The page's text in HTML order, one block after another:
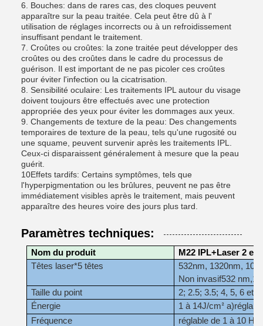
6. Bouches: dans de rares cas, des cloques peuvent
apparaître sur la peau traitée. Cela peut être dû à l'
utilisation de réglages incorrects ou à un refroidissement
insuffisant pendant le traitement.
7. Croûtes ou croûtes: la zone traitée peut développer des
croûtes ou des croûtes dans le cadre du processus de
guérison. Il est important de ne pas picoler ces croûtes
pour éviter l'infection ou la cicatrisation.
8. Sensibilité oculaire: Les traitements IPL autour du visage
doivent toujours être effectués avec une protection
appropriée des yeux pour éviter les dommages aux yeux.
9. Changements de texture de la peau: Des changements
temporaires de texture de la peau, tels qu'une rugosité ou
une squame, peuvent survenir après les traitements IPL.
Ceux-ci disparaissent généralement à mesure que la peau
guérit.
10Effets tardifs: Certains symptômes, tels que
l'hyperpigmentation ou les brûlures, peuvent ne pas être
immédiatement visibles après le traitement, mais peuvent
apparaître des heures voire des jours plus tard.
Paramètres techniques:
Nom du produit
M22 IPL+Laser 2 en
Têtes laser*5 têtes
532nm, 1320nm,
Non invasif532 nm,
Taille du point
2; 2.5; 3.5; 4, 5, 6 et
Énergie
1 à 14J/cm² a)
Fréquence
réglable de 1 à 10 Hz